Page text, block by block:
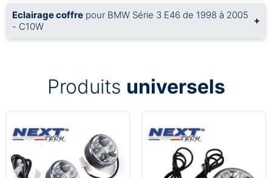
Eclairage coffre pour BMW Série 3 E46 de 1998 à 2005
- C10W
+
Produits universels